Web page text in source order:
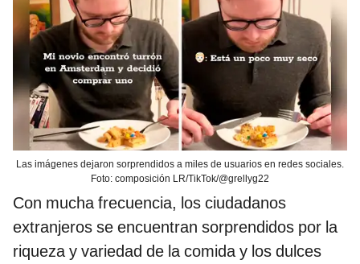
Las imágenes dejaron sorprendidos a miles de usuarios en redes sociales.
Foto: composición LR/TikTok/@grellyg22
Con mucha frecuencia, los ciudadanos
extranjeros se encuentran sorprendidos por la
riqueza y variedad de la comida y los dulces